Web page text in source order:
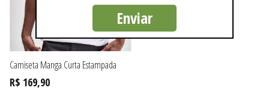
Camiseta Manga Curta Estampada
R$ 169,90
Enviar